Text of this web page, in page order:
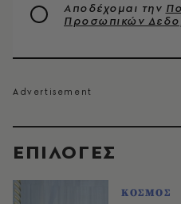
EΠΙΛΟΓΈΣ
ΚΟΣΜΟΣ
Αποδέχομαι την
Προσωπικών